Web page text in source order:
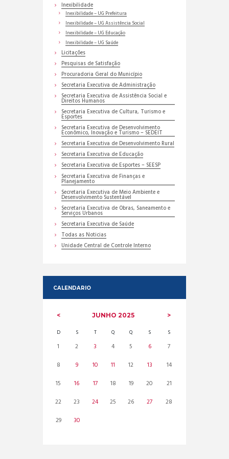
Inexibilidade
Inexibilidade – UG Prefeitura
Inexibilidade – UG Assistência Social
Inexibilidade – UG Educação
Inexibilidade – UG Saúde
Licitações
Pesquisas de Satisfação
Procuradoria Geral do Município
Secretaria Executiva de Administração
Secretaria Executiva de Assistência Social e
Direitos Humanos
Secretaria Executiva de Cultura, Turismo e
Esportes
Secretaria Executiva de Desenvolvimento
Econômico, Inovação e Turismo – SEDEIT
Secretaria Executiva de Desenvolvimento Rural
Secretaria Executiva de Educação
Secretaria Executiva de Esportes – SEESP
Secretaria Executiva de Finanças e
Planejamento
Secretaria Executiva de Meio Ambiente e
Desenvolvimento Sustentável
Secretaria Executiva de Obras, Saneamento e
Serviços Urbanos
Secretaria Executiva de Saúde
Todas as Noticias
Unidade Central de Controle Interno
CALENDARIO
JUNHO2025
D S T Q Q S S
1 2 3 4 5 6
7
8
9 10 11 12 13
14
15
16 17 18 19 20
21
22
23 24 25 26 27
28
29
30